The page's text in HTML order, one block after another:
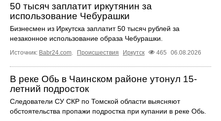
50 тысяч заплатит иркутянин за
использование Чебурашки
Бизнесмен из Иркутска заплатит 50 тысяч рублей за
незаконное использование образа Чебурашки.
Источник: Babr24.com Происшествия Иркутск 465 06.08.2026
В реке Обь в Чаинском районе утонул 15-
летний подросток
Следователи СУ СКР по Томской области выясняют
обстоятельства пропажи подростка при купании в реке Обь.